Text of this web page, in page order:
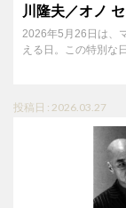
川隆夫／オノ
2026年5月26日は、
える日。この特別な
投稿日 : 2026.03.27